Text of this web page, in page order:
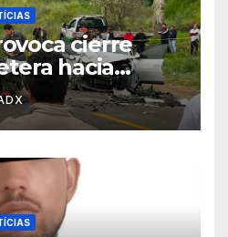
cierre
hacia
del Valle